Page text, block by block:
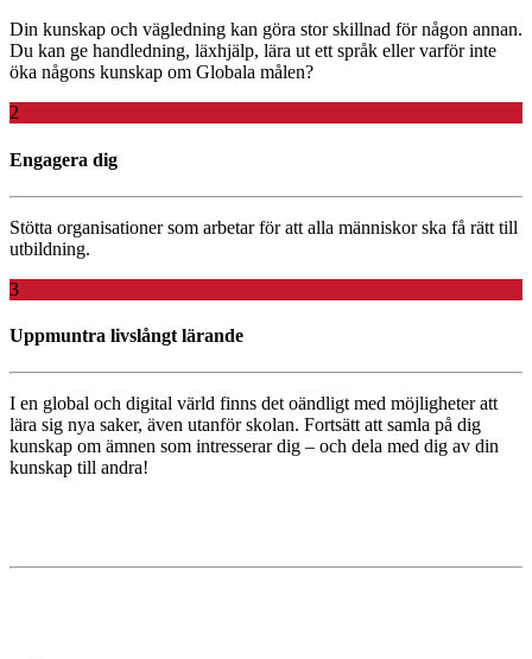
Din kunskap och vägledning kan göra stor skillnad förnågon annan.
Du kan ge handledning, läxhjälp, lära ut ett språk eller varför inte
öka någons kunskap om Globala målen?
2
Engagera dig
Stötta organisationer som arbetarföratt alla människorska få rätt till
utbildning.
3
Uppmuntra livslångt lärande
I en global och digital värld finns det oändligt med möjligheter att
lära sig nya saker, även utanför skolan. Fortsätt att samla på dig
kunskap om ämnen som intresserardig – och dela med dig av din
kunskap till andra!